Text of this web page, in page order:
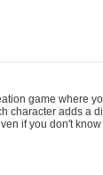
game where
character adds a
if you don't